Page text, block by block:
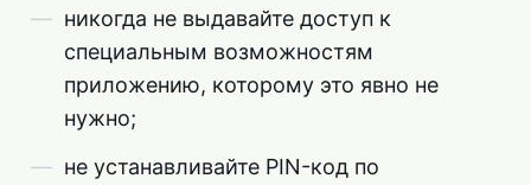
никогда не выдавайте доступ к
специальным возможностям
приложению, которому это явно не
нужно;
не устанавливайте PIN-код по